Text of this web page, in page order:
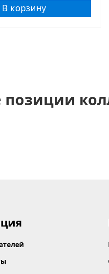
В корзину
позиции